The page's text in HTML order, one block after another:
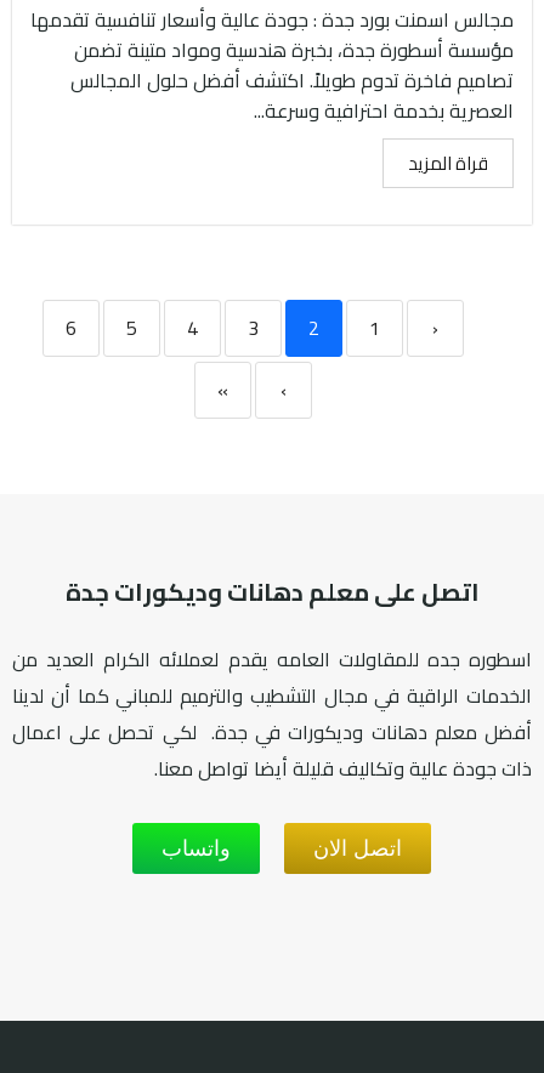
مجالس اسمنت بورد جدة : جودة عالية وأسعار تنافسية تقدمها
مؤسسة أسطورة جدة، بخبرة هندسية ومواد متينة تضمن
تصاميم فاخرة تدوم طويلاً. اكتشف أفضل حلول المجالس
العصرية بخدمة احترافية وسرعة...
قراة المزيد
‹
1
2
3
4
5
6
›
»
اتصل على معلم دهانات وديكورات جدة
اسطوره جده للمقاولات العامه يقدم لعملائه الكرام العديد من
الخدمات الراقية في مجال التشطيب والترميم للمباني كما أن لدينا
أفضل معلم دهانات وديكورات في جدة. لكي تحصل على اعمال
ذات جودة عالية وتكاليف قليلة أيضا تواصل معنا.
اتصل الان واتساب